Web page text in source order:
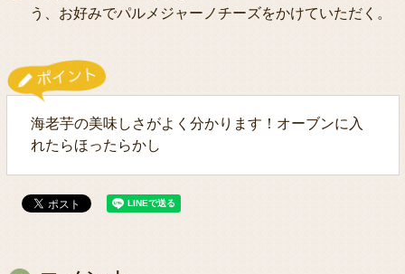
う、お好みでパルメジャーノチーズをかけていただく。
海老芋の美味しさがよく分かります！オーブンに入
れたらほったらかし